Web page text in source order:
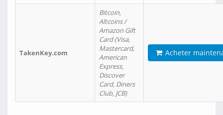
TakenKey.com
Bitcoin,
Altcoins /
Amazon Gift
Card (Visa,
Mastercard,
American
Express,
Discover
Card, Diners
Club, JCB)
Acheter